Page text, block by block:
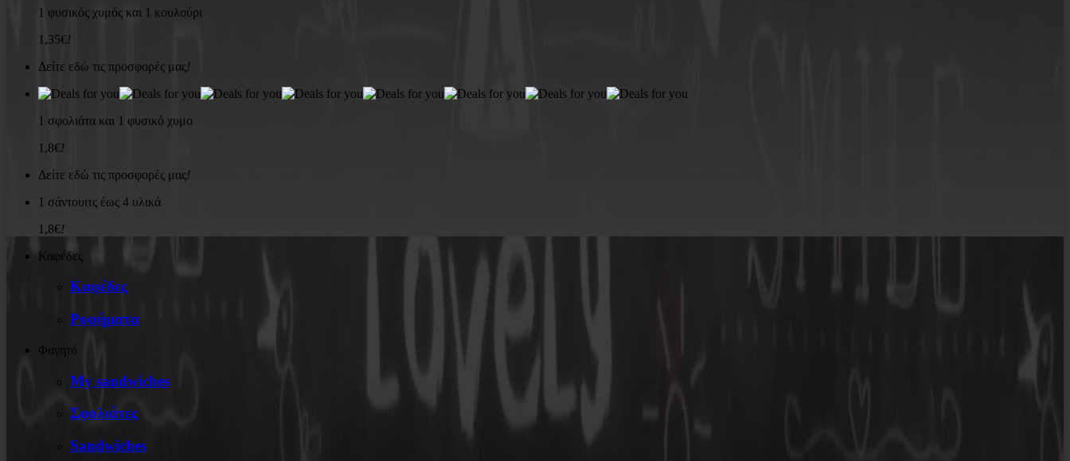
1 φυσικός χυμός και 1 κουλούρι
1,35€!
Δείτε εδώ τις προσφορές μας!
1 σφολιάτα και 1 φυσικό χυμο
1,8€!
Δείτε εδώ τις προσφορές μας!
1 σάντουιτς έως 4 υλικά
1,8€!
Καφέδες
Καφέδες
Ροφήματα
Φαγητό
My sandwiches
Σφολιάτες
Sandwiches